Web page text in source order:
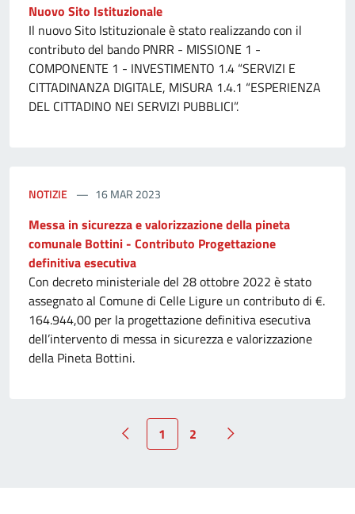
Nuovo Sito Istituzionale
Il nuovo Sito Istituzionale è stato realizzando con il
contributo del bando PNRR - MISSIONE 1 -
COMPONENTE 1 - INVESTIMENTO 1.4 “SERVIZI E
CITTADINANZA DIGITALE, MISURA 1.4.1 “ESPERIENZA
DEL CITTADINO NEI SERVIZI PUBBLICI”.
NOTIZIE 16 MAR 2023
Messa in sicurezza e valorizzazione della pineta
comunale Bottini - Contributo Progettazione
definitiva esecutiva
Con decreto ministeriale del 28 ottobre 2022 è stato
assegnato al Comune di Celle Ligure un contributo di €.
164.944,00 per la progettazione definitiva esecutiva
dell’intervento di messa in sicurezza e valorizzazione
della Pineta Bottini.
1 2